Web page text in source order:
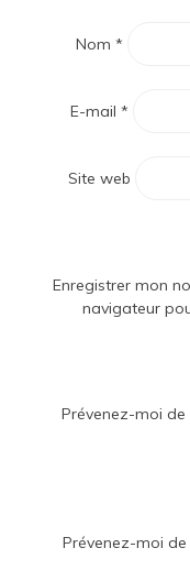
Nom *
E-mail *
Site web
Enregistrer mon
navigateur
Prévenez-moi
Prévenez-moi